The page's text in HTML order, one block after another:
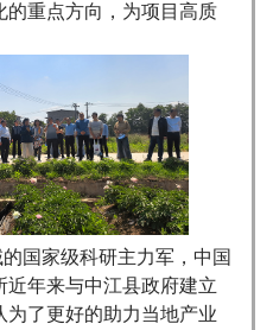
的重点方向，为项目高质
国家级科研主力军，中国
年来与中江县政府建立
为了更好的助力当地产业